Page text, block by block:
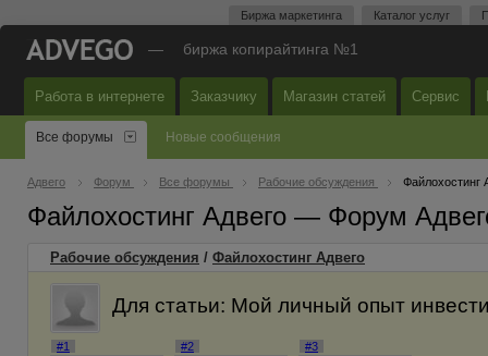
Биржа маркетинга Каталог услуг
— биржа копирайтинга №1
Работа в интернете Заказчику Магазин статей Сервис
Все форумы Новые сообщения
Адвего Форум Все форумы Рабочие обсуждения Файлохостинг
Файлохостинг Адвего — Форум
Рабочие обсуждения / Файлохостинг Адвего
Для статьи: Мой личный опыт
#1 #2 #3